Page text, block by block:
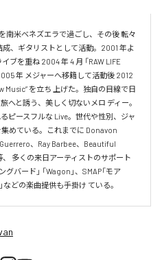
南米ベネズエラで過ごし、その後 転々
、ギタリストとして活動。2001 年よ
ブを重ね 2004 年 4 月 「RAW LIFE
年 メジャーへ移籍して活動後 2012
Music” を立ち 上げた。独自の目線で日
へと誘う、美しく切ないメロ ディー。
ピースフルな Live。世代や性別、ジャ
めている。これまでに Donavon
、Ray Barbee、Beautiful
多くの来日アーティストのサポート
バード」 「Wagon」、SMAP「モア
などの楽曲提供も手掛け ている。